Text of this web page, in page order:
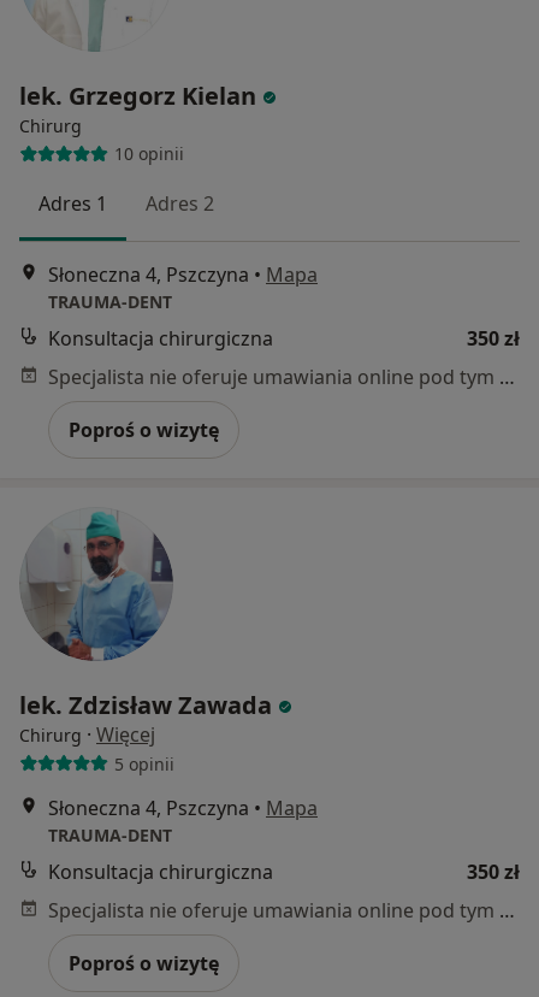
lek. Grzegorz Kielan
Chirurg
10 opinii
Adres 1 Adres 2
Słoneczna 4, Pszczyna • Mapa
TRAUMA-DENT
Konsultacja chirurgiczna
350 zł
Specjalista nie oferuje umawiania online pod tym adresem.
Poproś o wizytę
lek. Zdzisław Zawada
Chirurg · Więcej
5 opinii
Słoneczna 4, Pszczyna • Mapa
TRAUMA-DENT
Konsultacja chirurgiczna
350 zł
Specjalista nie oferuje umawiania online pod tym adresem.
Poproś o wizytę